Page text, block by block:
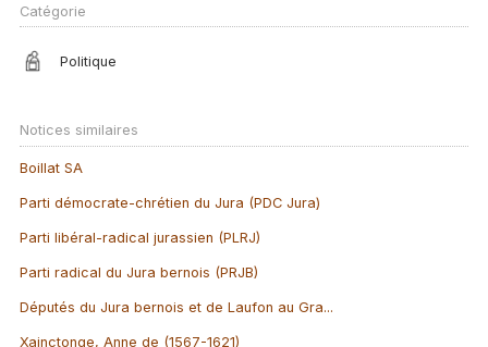
Catégorie
Politique
Notices similaires
Boillat SA
Parti démocrate-chrétien du Jura (PDC Jura)
Parti libéral-radical jurassien (PLRJ)
Parti radical du Jura bernois (PRJB)
Députés du Jura bernois et de Laufon au Gra...
Xainctonge, Anne de (1567-1621)